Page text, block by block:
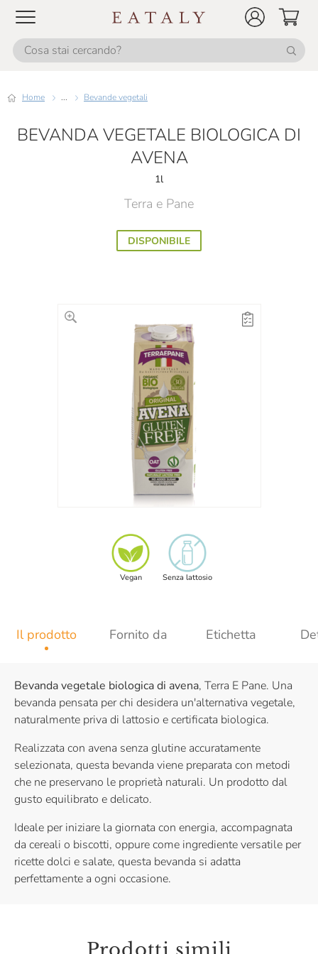
Home ... Bevande vegetali
BEVANDA VEGETALE BIOLOGICA DI
AVENA
1l
Terra e Pane
DISPONIBILE
Vegan Senza lattosio
Il prodotto Fornito da Etichetta
Bevanda vegetale biologica di avena, Terra E Pane. Una
bevanda pensata per chi desidera un'alternativa vegetale,
naturalmente priva di lattosio e certificata biologica.
Realizzata con avena senza glutine accuratamente
selezionata, questa bevanda viene preparata con metodi
che ne preservano le proprietà naturali. Un prodotto dal
gusto equilibrato e delicato.
Ideale per iniziare la giornata con energia, accompagnata
da cereali o biscotti, oppure come ingrediente versatile per
ricette dolci e salate, questa bevanda si adatta
perfettamente a ogni occasione.